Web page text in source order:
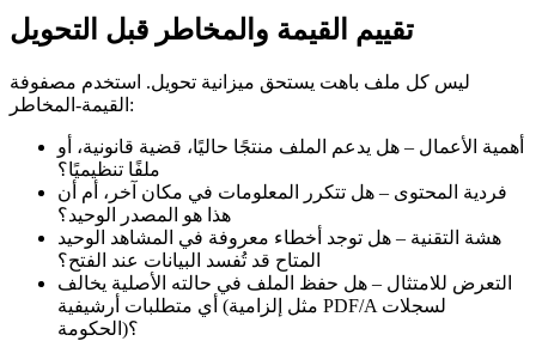
تقييم القيمة والمخاطر قبل التحويل
ليس كل ملف باهت يستحق ميزانية تحويل. استخدم مصفوفة
القيمة‑المخاطر :
أهمية الأعمال – هل يدعم الملف منتجًا حاليًا، قضية قانونية، أو
ملفًا تنظيميًا؟
فردية المحتوى – هل تتكرر المعلومات في مكان آخر، أم أن
هذا هو المصدر الوحيد؟
هشة التقنية – هل توجد أخطاء معروفة في المشاهد الوحيد
المتاح قد تُفسد البيانات عند الفتح؟
التعرض للامتثال – هل حفظ الملف في حالته الأصلية يخالف
أي متطلبات أرشيفية (مثل إلزامية PDF/A لسجلات
الحكومة)؟